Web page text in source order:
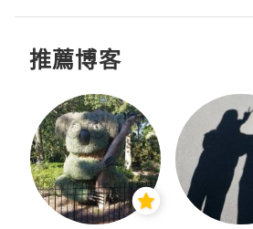
推薦博客